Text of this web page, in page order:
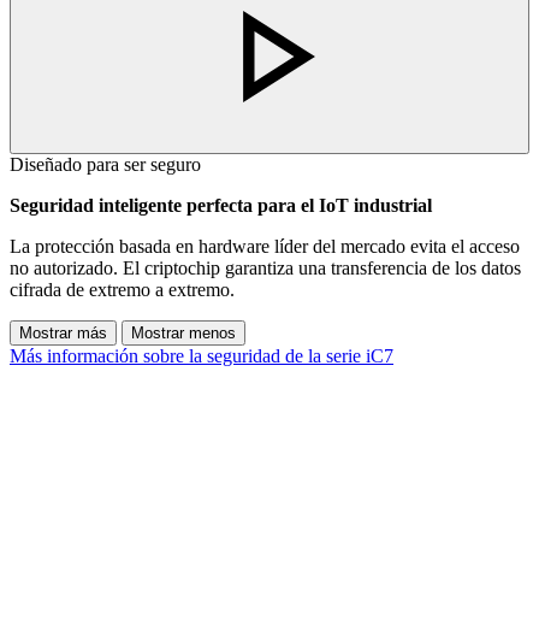
Diseñado para ser seguro
Seguridad inteligente perfecta para el IoT industrial
La protección basada en hardware líder del mercado evita el acceso
no autorizado. El criptochip garantiza una transferencia de los datos
cifrada de extremo a extremo.
Mostrar más Mostrar menos
Más información sobre la seguridad de la serie iC7